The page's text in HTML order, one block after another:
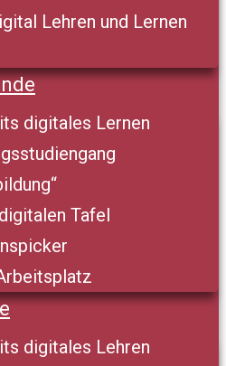
Lehren und Lernen
digitales Lernen
Tafel
digitales Lehren